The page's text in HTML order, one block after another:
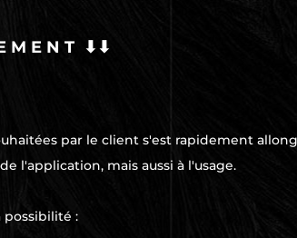
M E N T ⬇⬇
par le client s'est rapidement
l'application, mais aussi à l'usage.
possibilité :